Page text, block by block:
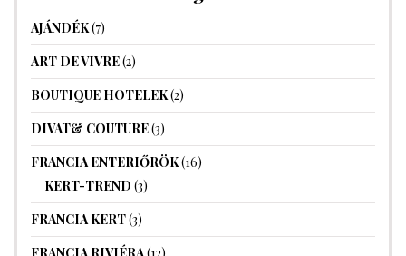
AJÁNDÉK(7)
ART DE VIVRE(2)
BOUTIQUE HOTELEK(2)
DIVAT& COUTURE(3)
FRANCIA ENTERIŐRÖK(16)
KERT-TREND (3)
FRANCIA KERT(3)